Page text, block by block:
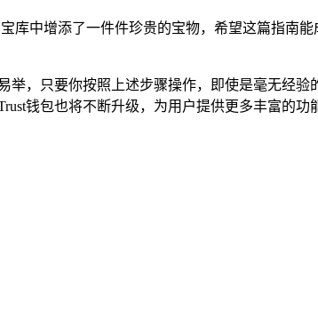
库中增添了一件件珍贵的宝物，希望这篇指南
，只要你按照上述步骤操作，即使是毫无经
钱包也将不断升级，为用户提供更多丰富的